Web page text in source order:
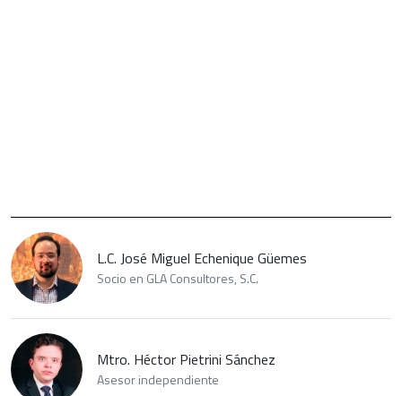
L.C. José Miguel Echenique Güemes
Socio en GLA Consultores, S.C.
Mtro. Héctor Pietrini Sánchez
Asesor independiente